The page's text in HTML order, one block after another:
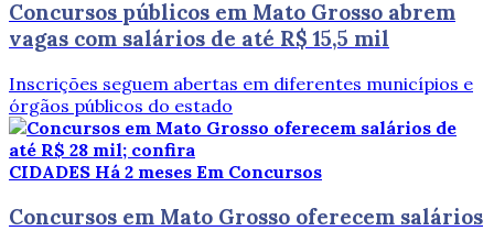
Concursos públicos em Mato Grosso abrem
vagas com salários de até R$ 15,5 mil
Inscrições seguem abertas em diferentes municípios e
órgãos públicos do estado
CIDADES Há 2 meses Em Concursos
Concursos em Mato Grosso oferecem salários